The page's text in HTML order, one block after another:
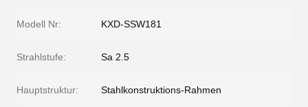
Modell Nr: KXD-SSW181
Strahlstufe: Sa 2.5
Hauptstruktur: Stahlkonstruktions-Rahmen